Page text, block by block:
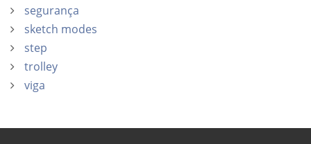
segurança
sketch modes
step
trolley
viga